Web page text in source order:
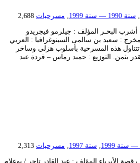
سنة 1990 — سنة 1999 مسرحيات 2,688
العرض : أشرب البحـر المؤلف : جيلرمو فيجريدو
: سعيد بن سالمى السينوغرافيا : العربي
هذه المسرحية بأسلوب هزلي وساخر
بثمن. التوزيع : حميد رماس – قردة عبد
سنة 1997 مسرحيات 2,313
العرض : رقصة الأبرياء المؤلف : عبد القادر تاجر / بوعلام